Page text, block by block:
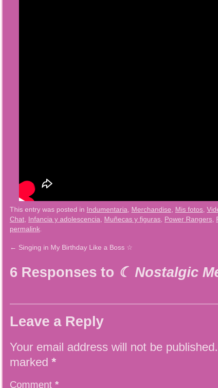
This entry was posted in Indumentaria Merchandise Mis fotos
Chat Infancia y adolescencia Muñecas y figuras Power Rangers
permalink
← Singing in My Birthday Like a Boss ☆
6 Responses to ☾ Nostalgic
Leave a Reply
Your email address will not be published.
marked *
Comment *